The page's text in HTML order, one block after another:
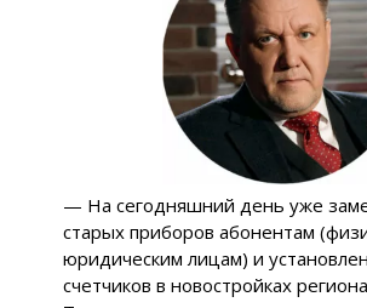
— На сегодняшний день уже
старых приборов абонентам
юридическим лицам) и
счетчиков в новостройках